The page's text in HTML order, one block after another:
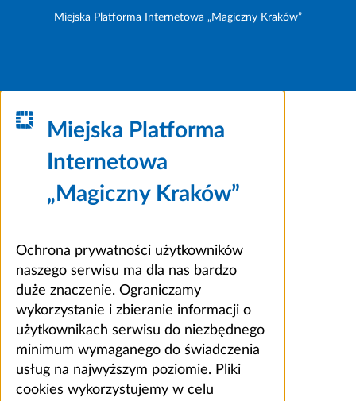
Miejska Platforma Internetowa „Magiczny Kraków”
Miejska Platforma
Internetowa
„Magiczny Kraków”
Ochrona prywatności użytkowników
naszego serwisu ma dla nas bardzo
duże znaczenie. Ograniczamy
wykorzystanie i zbieranie informacji o
użytkownikach serwisu do niezbędnego
minimum wymaganego do świadczenia
usług na najwyższym poziomie. Pliki
cookies wykorzystujemy w celu